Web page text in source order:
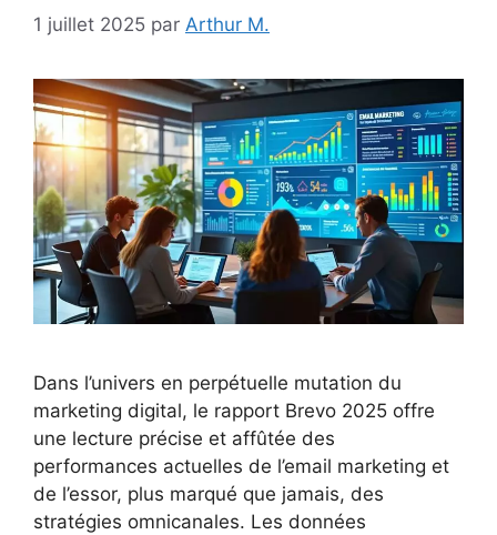
1 juillet 2025 par Arthur M.
Dans l’univers en perpétuelle mutation du
marketing digital, le rapport Brevo 2025 offre
une lecture précise et affûtée des
performances actuelles de l’email marketing et
de l’essor, plus marqué que jamais, des
stratégies omnicanales. Les données